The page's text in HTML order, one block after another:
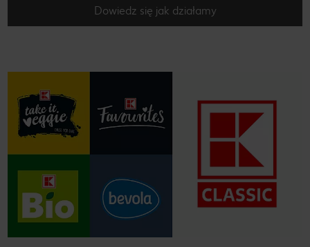
Dowiedz się jak działamy